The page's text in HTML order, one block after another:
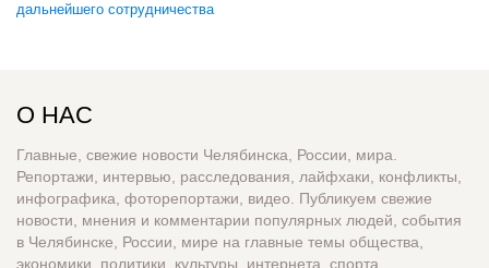
дальнейшего сотрудничества
О НАС
Главные, свежие новости Челябинска, России, мира.
Репортажи, интервью, расследования, лайфхаки, конфликты,
инфографика, фоторепортажи, видео. Публикуем свежие
новости, мнения и комментарии популярных людей, события
в Челябинске, России, мире на главные темы общества,
экономики, политики, культуры, интернета, спорта,